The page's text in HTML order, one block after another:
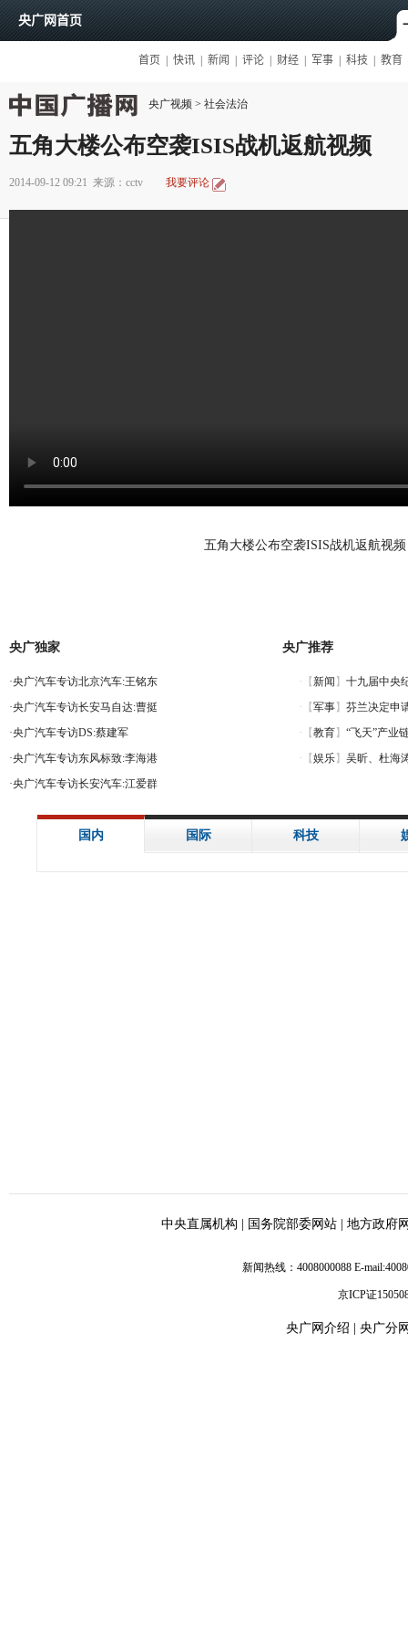
央广视频 > 社会法治
五角大楼公布空袭ISIS战机返航视频
2014-09-12 09:21 来源：cctv 我要评论
五角大楼公布空袭ISIS战机返航视频
央广独家
·央广汽车专访北京汽车:王铭东
·央广汽车专访长安马自达:曹挺
·央广汽车专访DS:蔡建军
·央广汽车专访东风标致:李海港
·央广汽车专访长安汽车:江爱群
央广推荐